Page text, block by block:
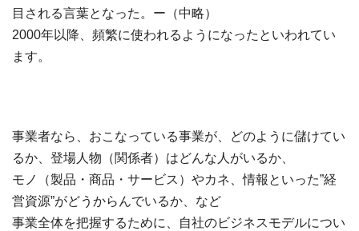
目される言葉となった。ー（中略）
2000年以降、頻繁に使われるようになったといわれてい
ます。
事業者なら、おこなっている事業が、どのように儲けてい
るか、登場人物（関係者）はどんな人がいるか、
モノ（製品・商品・サービス）やカネ、情報といった”経
営資源”がどうからんでいるか、など
事業全体を把握するために、自社のビジネスモデルについ